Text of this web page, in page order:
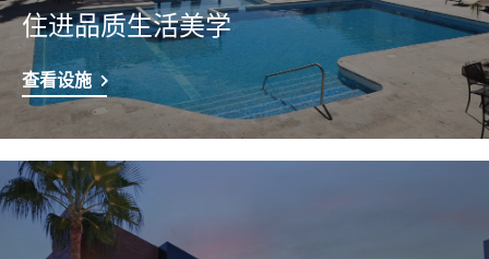
住进品质生活美学
查看设施